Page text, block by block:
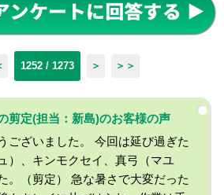
1252 / 1273 ＞ ＞＞
剪定(担当：新島)のお客様の声
ございました。 今回は延び過ぎた
）、キンモクセイ、真弓（マユ
。（剪定） 急な暑さで大変だった